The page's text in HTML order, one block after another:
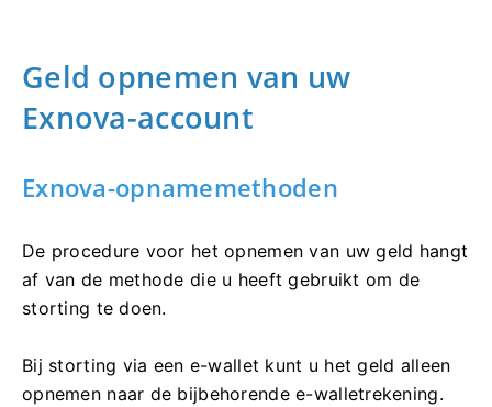
Geld opnemen van uw
Exnova-account
Exnova-opnamemethoden
De procedure voor het opnemen van uw geld hangt
af van de methode die u heeft gebruikt om de
storting te doen.
Bij storting via een e-wallet kunt u het geld alleen
opnemen naar de bijbehorende e-walletrekening.